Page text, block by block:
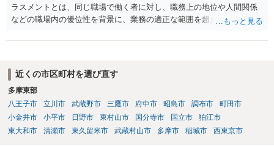
ラスメントとは、同じ職場で働く者に対し、職務上の地位や人間関係
などの職場内の優位性を背景に、業務の適正な範囲を超えて、精神
本件の言動が、これらに該当するかどうか、証拠に基づいて、子細な
きちんと追及されたい場合には、労働法にかなり詳しく、上記に関係
した法理等にも通じた弁護士等に相談し、法的に正確に分析してもら
い、今後の対応を検討するべきです。
近くの市区町村を選び直す
多摩東部
八王子市
立川市 武蔵野市 三鷹市 府中市 昭島市 調布市
町田市
小金井市
小平市 日野市 東村山市 国分寺市 国立市
狛江市
東大和市
清瀬市 東久留米市 武蔵村山市 多摩市 稲城市 西東京市